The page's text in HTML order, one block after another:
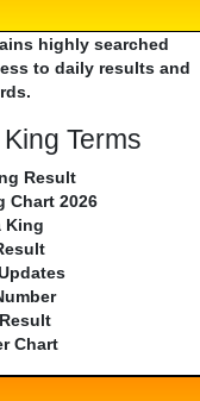
highly searched
to daily results and
Terms
Result
Chart 2026
King
Chart